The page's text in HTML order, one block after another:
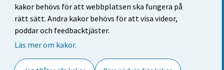
kakor behövs för att webbplatsen ska fungera på
rätt sätt. Andra kakor behövs för att visa videor,
poddar och feedbacktjäster.
Läs mer om kakor.
Dataskydd
Tillgänglighet